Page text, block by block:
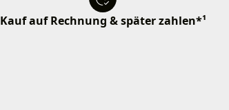
Kauf auf Rechnung & später zahlen*¹